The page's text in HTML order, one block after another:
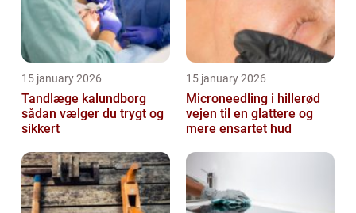
15 january 2026
Tandlæge kalundborg
sådan vælger du trygt og
sikkert
15 january 2026
Microneedling i hillerød
vejen til en glattere og
mere ensartet hud